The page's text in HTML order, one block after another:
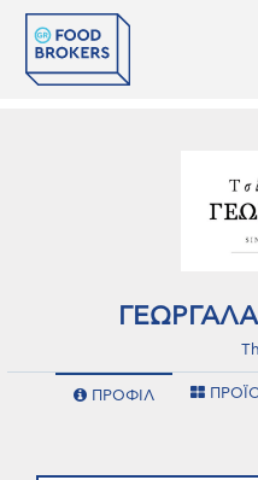
ΠΡΟΦΙΛ